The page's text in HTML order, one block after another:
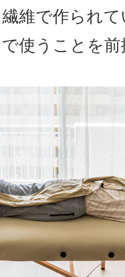
維で作られ
使うことを